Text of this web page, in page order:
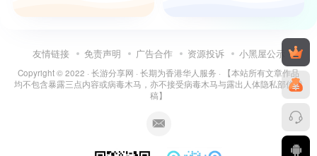
友情链接 免责声明 广告合作 资源投诉 小黑屋公示
Copyright © 2022 · 长游分享网 · 长期为香港华人服务 · 【本站所有文章作品
均不包含暴露三点内容或病毒木马，亦不接受病毒木马与露出人体隐私部位投
稿】